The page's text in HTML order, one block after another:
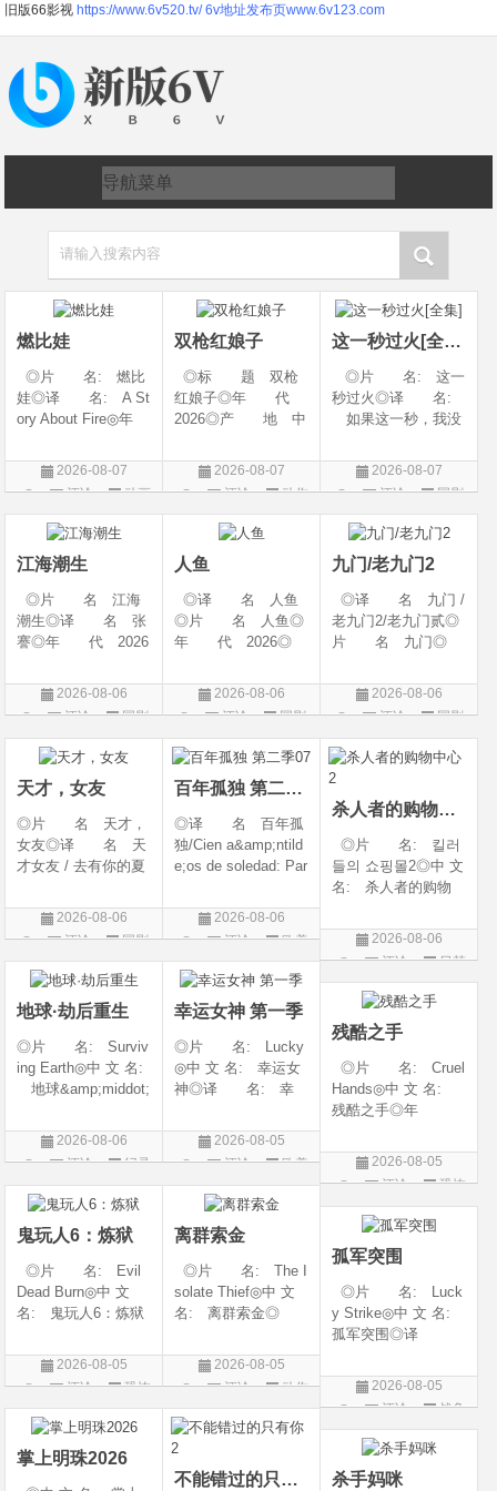
旧版66影视 https://www.6v520.tv/ 6v地址发布页www.6v123.com
请输入搜索内容
燃比娃
◎片 名: 燃比
娃◎译 名: A St
ory About Fire◎年
地: 中国大陆◎
类 别: 动画 / 奇
汉语普通话◎上映
日期: 202
2026-08-07
评论
动画
片
双枪红娘子
◎标 题 双枪
红娘子◎年 代
2026◎产 地 中
剧情 / 动作 / 战争◎
上映日期 2026-08-
链接 https://movie.
douban.com/s
2026-08-07
评论
动作
片
这一秒过火[全集]
◎片 名: 这一
秒过火◎译 名:
如果这一秒，我没
年 代: 2026◎
产 地: 中国大
情 / 爱情◎语 言:
汉语普通话◎上映
2026-08-07
评论
国剧
江海潮生
◎片 名 江海
潮生◎译 名 张
謇◎年 代 2026
陆◎类 别 传记
/ 历史 / 古装◎语
上映日期 2026-07-
20(中国大陆)◎
2026-08-06
评论
国剧
人鱼
◎译 名 人鱼
◎片 名 人鱼◎
年 代 2026◎
◎类 别 剧情 /
悬疑◎语 言 汉
期 2026-08-04(中国
大陆)◎IMDb链接 t
2026-08-06
评论
国剧
九门/老九门2
◎译 名 九门 /
老九门2/老九门贰◎
片 名 九门◎
产 地 中国大陆
◎类 别 剧情 /
言 汉语普通话◎上
映日期 2026-07
2026-08-06
评论
国剧
天才，女友
◎片 名 天才，
女友◎译 名 天
才女友 / 去有你的夏
年 代 2026◎
产 地 中国大陆
爱情◎语 言 汉
语普通话◎上映日期
2026-08-06
评论
国剧
百年孤独 第二季07
◎译 名 百年孤
独/Cien a&amp;ntild
e;os de soledad: Par
ears of Solitude/One
Hundred Years of So
寂/百年孤寂：第一
部(台)/百年孤
2026-08-06
评论
欧美
剧
杀人者的购物中心2
◎片 名: 킬러
들의 쇼핑몰2◎中 文
名: 杀人者的购物
A Shop for Killers S
2 / A Shop for Killers
代: 2026◎产
地: 韩国
2026-08-06
评论
日韩
剧
地球·劫后重生
◎片 名: Surviv
ing Earth◎中 文 名:
地球&amp;middot;
名: 幸存地球◎
年 代: 2026◎
类 别: 纪录片
◎语 言: 英语
◎上映
2026-08-06
评论
纪录
片
幸运女神 第一季
◎片 名: Lucky
◎中 文 名: 幸运女
神◎译 名: 幸
6◎产 地: 美国
◎类 别: 剧情 /
英语◎上映日期: 2
026-07-15(美国)
2026-08-05
评论
欧美
剧
残酷之手
◎片 名: Cruel
Hands◎中 文 名:
残酷之手◎年
地: 澳大利亚◎
类 别: 惊悚 / 恐
语◎上映日期: 202
6-07-24(澳大利亚)
2026-08-05
评论
恐怖
片
鬼玩人6：炼狱
◎片 名: Evil
Dead Burn◎中 文
名: 鬼玩人6：炼狱
焚场(台) / 鬼玩人6：
燃烧 / 鬼玩人崛起衍
2026◎产 地:
美国◎类 别:
2026-08-05
评论
恐怖
片
离群索金
◎片 名: The I
solate Thief◎中 文
名: 离群索金◎
产 地: 美国◎
类 别: 西部◎
上映日期: 2026-07-
10(美国)◎IMDb评分
2026-08-05
评论
动作
片
孤军突围
◎片 名: Luck
y Strike◎中 文 名:
孤军突围◎译
年 代: 2026◎
产 地: 美国◎
作 / 战争◎语 言:
英语◎上映日
2026-08-05
评论
战争
片
掌上明珠2026
不能错过的只有你2 杀手妈咪